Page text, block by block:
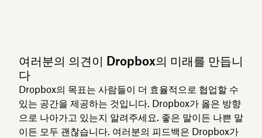
여러분의 의견이 Dropbox의 미래를 만듭니
다
Dropbox의 목표는 사람들이 더 효율적으로 협업할 수
있는 공간을 제공하는 것입니다. Dropbox가 옳은 방향
으로 나아가고 있는지 알려주세요. 좋은 말이든 나쁜 말
이든 모두 괜찮습니다. 여러분의 피드백은 Dropbox가